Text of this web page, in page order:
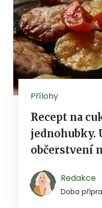
Přílohy
Recept na
jednohubky.
občerstvení
Redakce
Doba